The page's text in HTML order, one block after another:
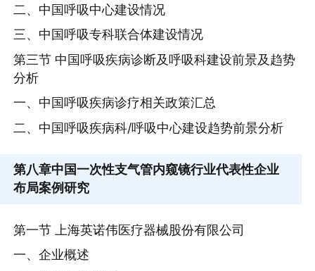
二、中国呼吸中心建设情况
三、中国呼吸专科联合体建设情况
第三节 中国呼吸疾病诊断及呼吸科建设前景及趋势
分析
一、中国呼吸疾病诊疗相关政策汇总
二、中国呼吸疾病科/呼吸中心建设趋势前景分析
第八章中国一次性支气管内窥镜行业代表性企业
布局案例研究
第一节 上海英诺伟医疗器械股份有限公司
一、企业概述